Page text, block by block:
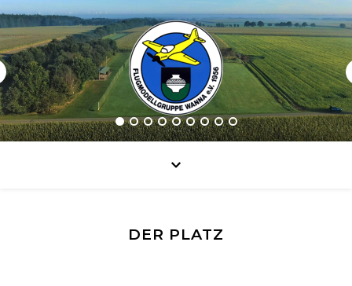
DER PLATZ